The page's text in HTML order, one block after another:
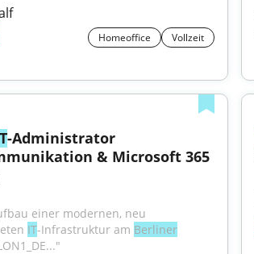
Homeoffice Vollzeit
-Administrator
& Microsoft 365
einer modernen, neu
IT-Infrastruktur am Berliner